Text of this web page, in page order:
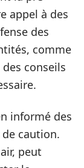
appel à des
des
comme
conseils
informé des
caution.
peut